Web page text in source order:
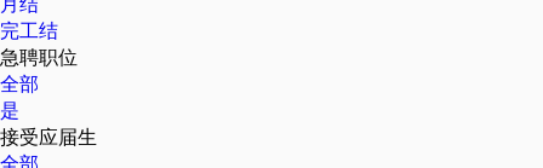
完工结
急聘职位
全部
是
接受应届生